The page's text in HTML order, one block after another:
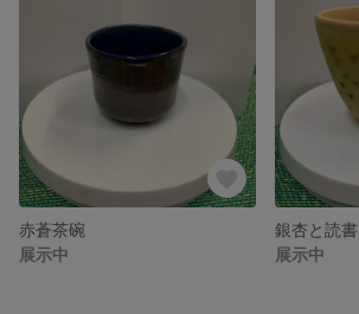
赤蒼茶碗
展示中
銀杏と読書
展示中